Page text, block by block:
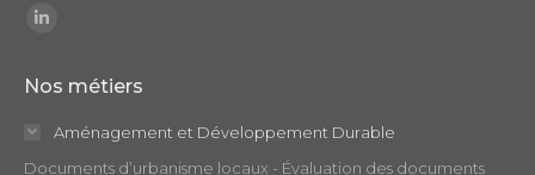
Trouvez nous sur :
opens
Nos métiers
Aménagement et Développement Durable
Documents d’urbanisme locaux - Évaluation des documents